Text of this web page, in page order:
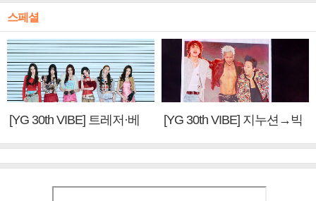
스페셜
[YG 30th VIBE] 트레저·베
[YG 30th VIBE] 지누션→빅